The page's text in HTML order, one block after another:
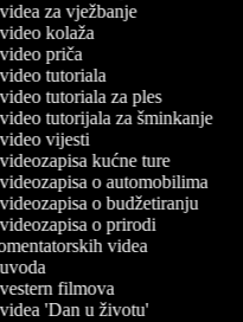
za vježbanje
kolaža
priča
tutoriala
video tutoriala za ples
video tutorijala za šminkanje
video vijesti
kućne ture
videozapisa o automobilima
videozapisa o budžetiranju
videozapisa o prirodi
videa
filmova
videa 'Dan u životu'